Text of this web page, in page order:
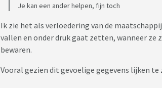
Je kan een ander helpen, fijn toch
Ik zie het als verloedering van de
vallen en onder druk gaat zetten, wanneer
bewaren.
Vooral gezien dit gevoelige gegevens lijken te